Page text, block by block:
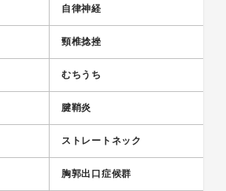
自律神経
頸椎捻挫
むちうち
腱鞘炎
ストレートネック
胸郭出口症候群